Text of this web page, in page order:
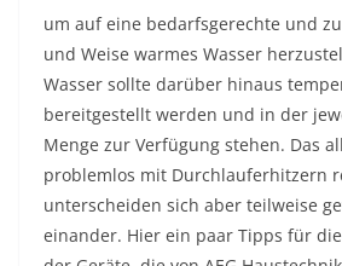
um auf eine bedarfsgerechte und
und Weise warmes Wasser
Wasser sollte darüber hinaus
bereitgestellt werden und in der
Menge zur Verfügung stehen. Das
problemlos mit Durchlauferhitzern
unterscheiden sich aber teilweise
einander. Hier ein paar Tipps für